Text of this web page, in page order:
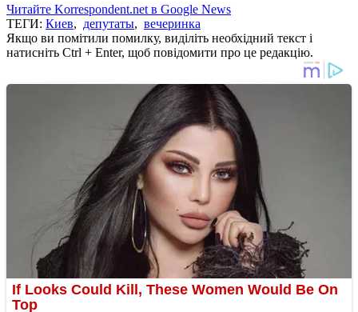
Читайте Korrespondent.net в Google News
ТЕГИ: Киев, депутаты, вечеринка
Якщо ви помітили помилку, виділіть необхідний текст і
натисніть Ctrl + Enter, щоб повідомити про це редакцію.